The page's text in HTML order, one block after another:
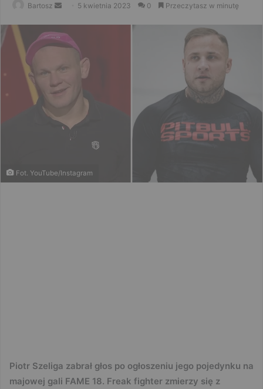
Bartosz
Send
email
5 kwietnia 2023 0 Przeczytasz w minutę
Fot. YouTube/Instagram
Piotr Szeliga zabrał głos po ogłoszeniu jego pojedynku na
majowej gali FAME 18. Freak fighter zmierzy się z